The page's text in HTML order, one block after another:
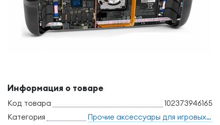
Информация о товаре
Код товара
102373946165
Категория
Прочие аксессуары для игровых приставок